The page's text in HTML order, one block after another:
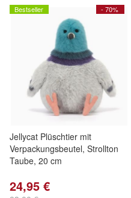
- 70%
Bestseller
Jellycat Plüschtier mit
Verpackungsbeutel, Strollton
Taube, 20 cm
24,95 €